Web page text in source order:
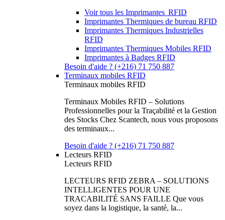
Voir tous les Imprimantes RFID
Imprimantes Thermiques de bureau RFID
Imprimantes Thermiques Industrielles
RFID
Imprimantes Thermiques Mobiles RFID
Imprimantes à Badges RFID
Besoin d'aide ? (+216) 71 750 887
Terminaux mobiles RFID
Terminaux mobiles RFID
Terminaux Mobiles RFID – Solutions
Professionnelles pour la Traçabilité et la Gestion
des Stocks Chez Scantech, nous vous proposons
des terminaux...
Besoin d'aide ? (+216) 71 750 887
Lecteurs RFID
Lecteurs RFID
LECTEURS RFID ZEBRA – SOLUTIONS
INTELLIGENTES POUR UNE
TRACABILITÉ SANS FAILLE Que vous
soyez dans la logistique, la santé, la...